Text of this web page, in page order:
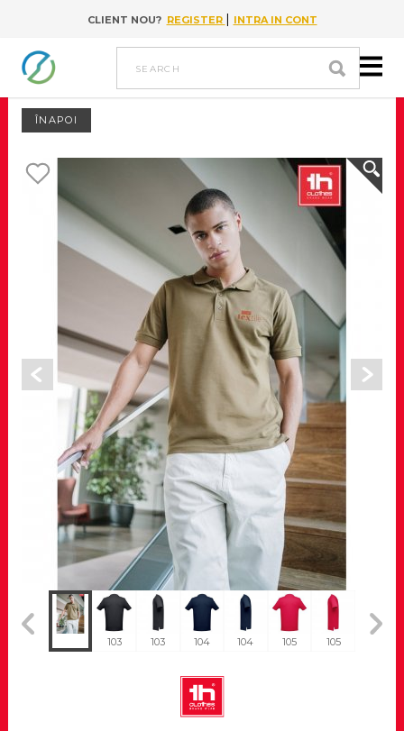
Go to content
CLIENT NOU? REGISTER | INTRA IN CONT
search
ÎNAPOI
103 103 104 104 105 105